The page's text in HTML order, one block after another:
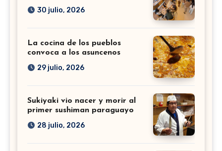
30 julio, 2026
La cocina de los pueblos
convoca a los asuncenos
29 julio, 2026
Sukiyaki vio nacer y morir al
primer sushiman paraguayo
28 julio, 2026